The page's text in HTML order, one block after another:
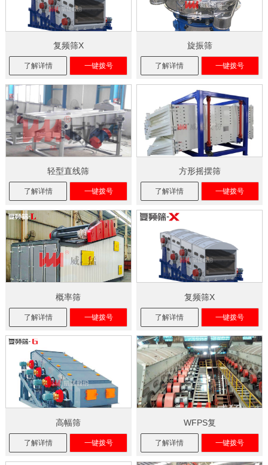
复频筛X
了解详情 一键拨号
旋振筛
了解详情 一键拨号
轻型直线筛
了解详情 一键拨号
方形摇摆筛
了解详情 一键拨号
概率筛
了解详情 一键拨号
复频筛X
了解详情 一键拨号
高幅筛
了解详情 一键拨号
WFPS复
了解详情 一键拨号